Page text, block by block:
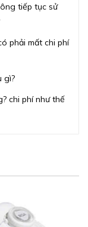
tiếp tục sử
phải mất chi phí
gì?
chi phí như thế